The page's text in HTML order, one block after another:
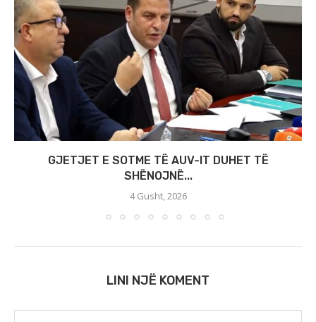
GJETJET E SOTME TË AUV-IT DUHET TË
SHËNOJNË...
4 Gusht, 2026
LINI NJË KOMENT